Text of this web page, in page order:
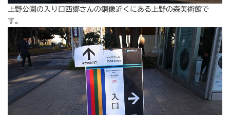
上野公園の入り口西郷さんの銅像近くにある上野の森美術館で
す。